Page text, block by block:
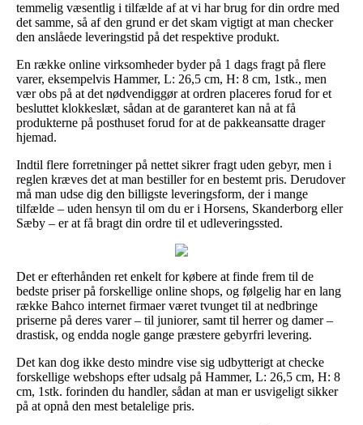
temmelig væsentlig i tilfælde af at vi har brug for din ordre med
det samme, så af den grund er det skam vigtigt at man checker
den anslåede leveringstid på det respektive produkt.
En række online virksomheder byder på 1 dags fragt på flere
varer, eksempelvis Hammer, L: 26,5 cm, H: 8 cm, 1stk., men
vær obs på at det nødvendiggør at ordren placeres forud for et
besluttet klokkeslæt, sådan at de garanteret kan nå at få
produkterne på posthuset forud for at de pakkeansatte drager
hjemad.
Indtil flere forretninger på nettet sikrer fragt uden gebyr, men i
reglen kræves det at man bestiller for en bestemt pris. Derudover
må man udse dig den billigste leveringsform, der i mange
tilfælde – uden hensyn til om du er i Horsens, Skanderborg eller
Sæby – er at få bragt din ordre til et udleveringssted.
Det er efterhånden ret enkelt for købere at finde frem til de
bedste priser på forskellige online shops, og følgelig har en lang
række Bahco internet firmaer været tvunget til at nedbringe
priserne på deres varer – til juniorer, samt til herrer og damer –
drastisk, og endda nogle gange præstere gebyrfri levering.
Det kan dog ikke desto mindre vise sig udbytterigt at checke
forskellige webshops efter udsalg på Hammer, L: 26,5 cm, H: 8
cm, 1stk. forinden du handler, sådan at man er usvigeligt sikker
på at opnå den mest betalelige pris.